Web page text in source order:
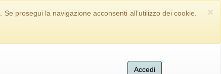
×
. Se prosegui la navigazione acconsenti all’utilizzo dei cookie.
Accedi